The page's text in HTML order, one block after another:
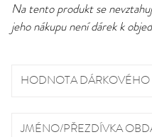
Na tento produkt se
jeho nákupu není dárek k
HODNOTA
JMÉNO/PŘEZDÍVKA